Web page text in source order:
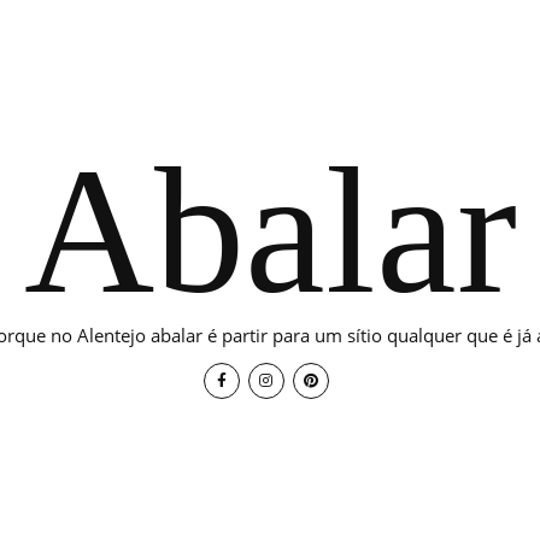
Abalar
no Alentejo abalar é partir para um sítio qualquer que é já